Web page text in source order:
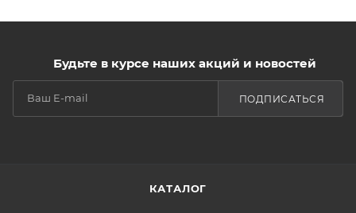
Будьте в курсе наших акций и новостей
ПОДПИСАТЬСЯ
КАТАЛОГ